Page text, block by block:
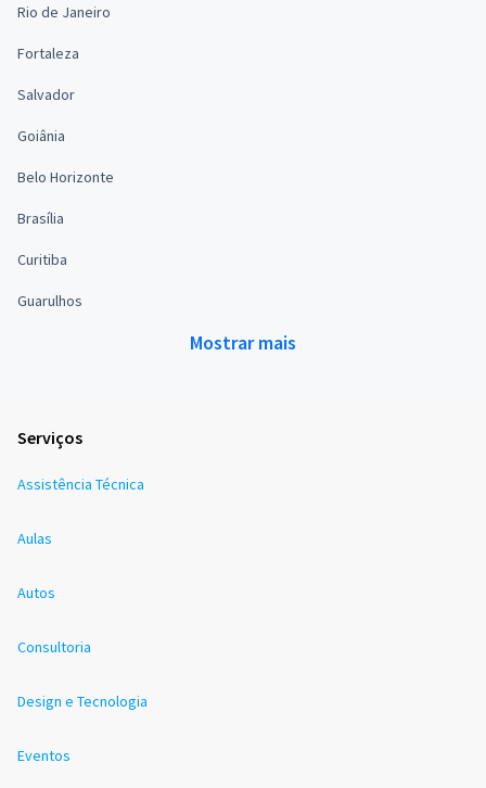
Rio de Janeiro
Fortaleza
Salvador
Goiânia
Belo Horizonte
Brasília
Curitiba
Guarulhos
Mostrar mais
Serviços
Assistência Técnica
Aulas
Autos
Consultoria
Design e Tecnologia
Eventos